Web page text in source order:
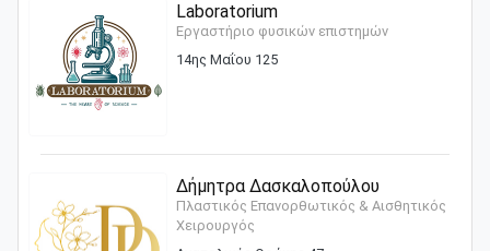
Laboratorium
Εργαστήριο φυσικών επιστημών
14ης Μαΐου 125
Δήμητρα Δασκαλοπούλου
Πλαστικός Επανορθωτικός & Αισθητικός
Χειρουργός